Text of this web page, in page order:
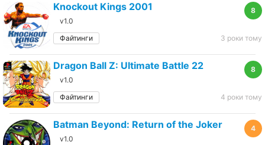
8
Knockout Kings 2001
v1.0
Файтинги
3 роки тому
8
Dragon Ball Z: Ultimate Battle 22
v1.0
Файтинги
4 роки тому
4
Batman Beyond: Return of the Joker
v1.0